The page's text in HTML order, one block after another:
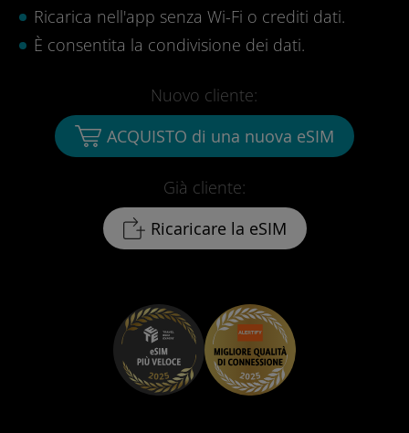
Ricarica nell'app senza Wi-Fi o crediti dati.
È consentita la condivisione dei dati.
Già cliente:
Ricaricare la eSIM
Nuovo cliente:
ACQUISTO di una nuova eSIM